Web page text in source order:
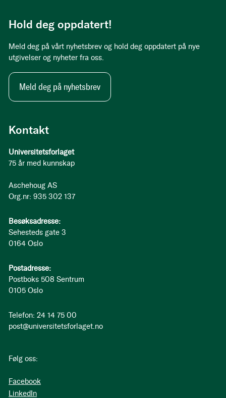
Kontakt
Universitetsforlaget
75 år med kunnskap
Aschehoug AS
Org.nr: 935 302 137
Besøksadresse:
Sehesteds gate 3
0164 Oslo
Postadresse:
Postboks 508 Sentrum
0105 Oslo
Telefon: 24 14 75 00
post@universitetsforlaget.no
Følg oss:
Facebook
LinkedIn
Hold deg oppdatert!
Meld deg på vårt nyhetsbrev og hold deg oppdatert på nye
utgivelser og nyheter fra oss.
Meld deg på nyhetsbrev